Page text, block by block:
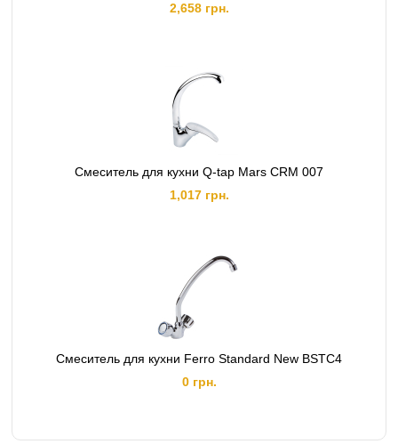
2,658 грн.
Смеситель для кухни Q-tap Mars СRM 007
1,017 грн.
Смеситель для кухни Ferro Standard New BSTC4
0 грн.